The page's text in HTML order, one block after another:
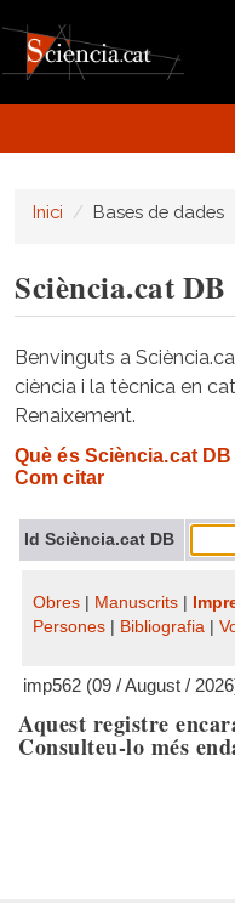
Inici Bases de dades
Sciència.cat DB
Benvinguts a
ciència i la tècnica en
Renaixement.
Què és Sciència.cat DB
Com citar
Id Sciència.cat DB
Obres Manuscrits
Persones
Bibliografia
imp562 (09 / August /
Aquest registre
Consulteu-lo més